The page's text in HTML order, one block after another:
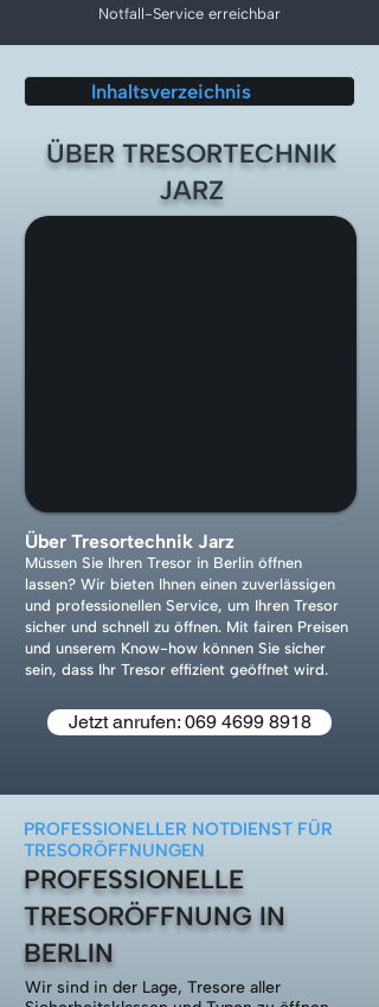
Notfall-Service erreichbar
Inhaltsverzeichnis
ÜBER TRESORTECHNIK
JARZ
Über Tresortechnik Jarz
Müssen Sie Ihren Tresor in Berlin öffnen
lassen? Wir bieten Ihnen einen zuverlässigen
und professionellen Service, um Ihren Tresor
sicher und schnell zu öffnen. Mit fairen Preisen
und unserem Know-how können Sie sicher
sein, dass Ihr Tresor effizient geöffnet wird.
Jetzt anrufen: 069 4699 8918
PROFESSIONELLER NOTDIENST FÜR
TRESORÖFFNUNGEN
PROFESSIONELLE
TRESORÖFFNUNG IN
BERLIN
Wir sind in der Lage, Tresore aller